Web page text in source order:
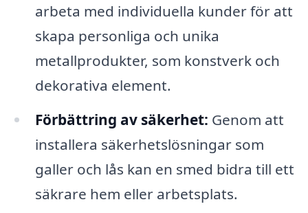
arbeta med individuella kunder för att
skapa personliga och unika
metallprodukter, som konstverk och
dekorativa element.
Förbättring av säkerhet: Genom att
installera säkerhetslösningar som
galler och lås kan en smed bidra till ett
säkrare hem eller arbetsplats.